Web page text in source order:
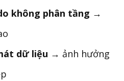
không phân tầng →
dữ liệu → ảnh hưởng